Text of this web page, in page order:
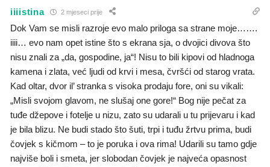
iiiistina 2 mjeseci prije
Dok Vam se misli razroje evo malo priloga sa strane moje…….
iiii… evo nam opet istine što s ekrana sja, o dvojici divova što
nisu znali za „da, gospodine, ja“! Nisu to bili kipovi od hladnoga
kamena i zlata, već ljudi od krvi i mesa, čvršći od starog vrata.
Kad oltar, dvor il’ stranka s visoka prodaju fore, oni su vikali:
„Misli svojom glavom, ne slušaj one gore!“ Bog nije pečat za
tuđe džepove i fotelje u nizu, zato su udarali u tu prijevaru i kad
je bila blizu. Ne budi stado što šuti, trpi i tuđu žrtvu prima, budi
čovjek s kičmom – to je poruka i ova rima! Udarili su tamo gdje
najviše boli i smeta, jer slobodan čovjek je najveća opasnost